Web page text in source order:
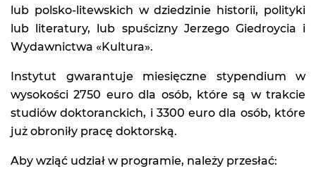
lub polsko-litewskich w dziedzinie historii, polityki
lub literatury, lub spuścizny Jerzego Giedroycia i
Wydawnictwa «Kultura».
Instytut gwarantuje miesięczne stypendium w
wysokości 2750 euro dla osób, które są w trakcie
studiów doktoranckich, i 3300 euro dla osób, które
już obroniły pracę doktorską.
Aby wziąć udział w programie, należy przesłać: